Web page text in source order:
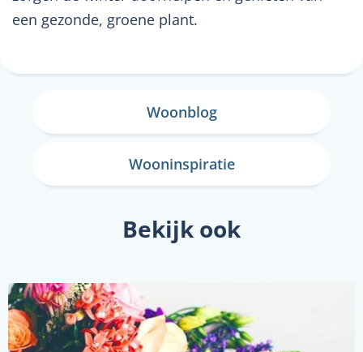
een gezonde, groene plant.
Woonblog
Wooninspiratie
Bekijk ook